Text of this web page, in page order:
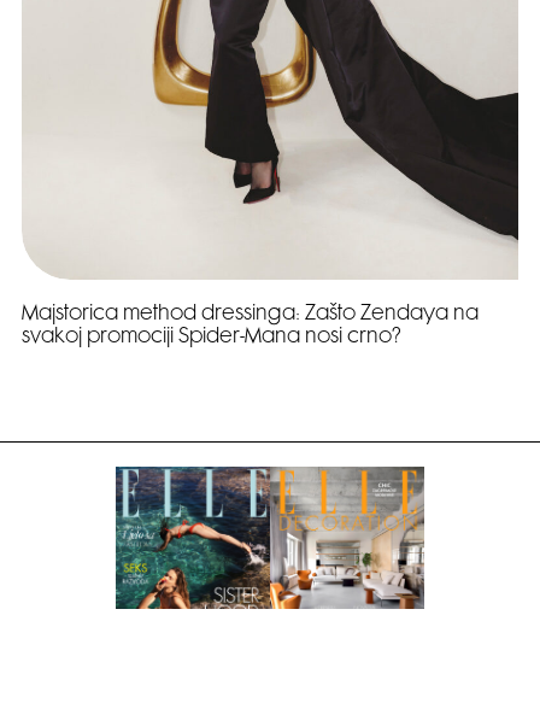
Majstorica method dressinga: Zašto Zendaya na
svakoj promociji Spider-Mana nosi crno?